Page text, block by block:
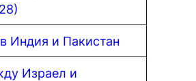
Индия и Пакистан
Израел и